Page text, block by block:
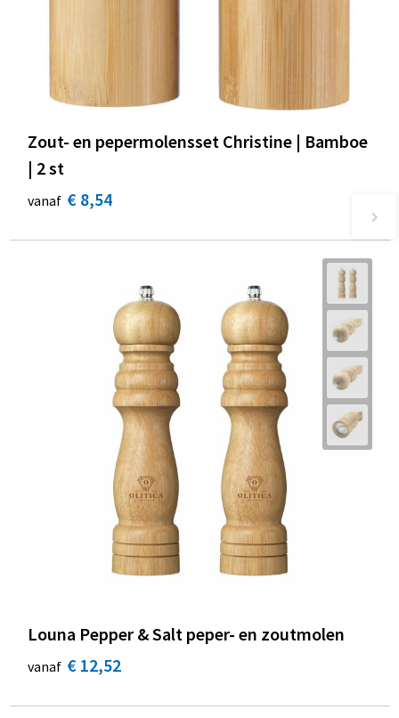
Zout- en pepermolensset Christine | Bamboe
| 2 st
vanaf € 8,54
Louna Pepper & Salt peper- en zoutmolen
vanaf € 12,52